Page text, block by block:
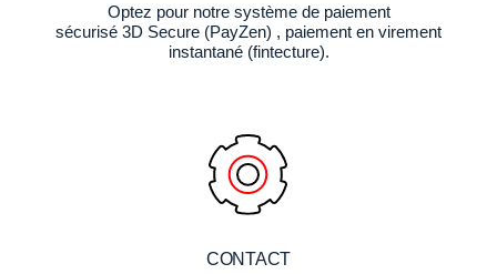
Optez pour notre système de paiement
sécurisé 3D Secure (PayZen) , paiement en virement
instantané (fintecture).
CONTACT